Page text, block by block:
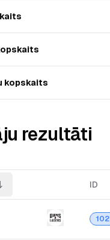
kopskaits
rezultāti
ID
102